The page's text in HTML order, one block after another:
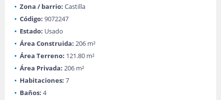
Zona / barrio: Castilla
Código: 9072247
Estado: Usado
Área Construida: 206 m²
Área Terreno: 121.80 m²
Área Privada: 206 m²
Habitaciones: 7
Baños: 4